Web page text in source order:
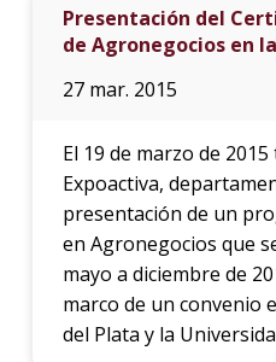
Presentación del
de Agronegocios en
27 mar. 2015
El 19 de marzo de
Expoactiva,
presentación de un
en Agronegocios que
mayo a diciembre de
marco de un convenio
del Plata y la